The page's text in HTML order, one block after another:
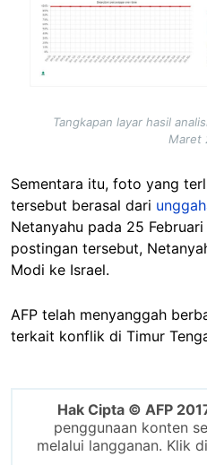
Tangkapan layar hasil
Maret
Sementara itu, foto yang
tersebut berasal dari
Netanyahu pada 25
postingan tersebut,
Modi ke Israel.
AFP telah menyanggah
terkait konflik di Timur
Hak Cipta © AFP
penggunaan konten
melalui langganan. Klik di